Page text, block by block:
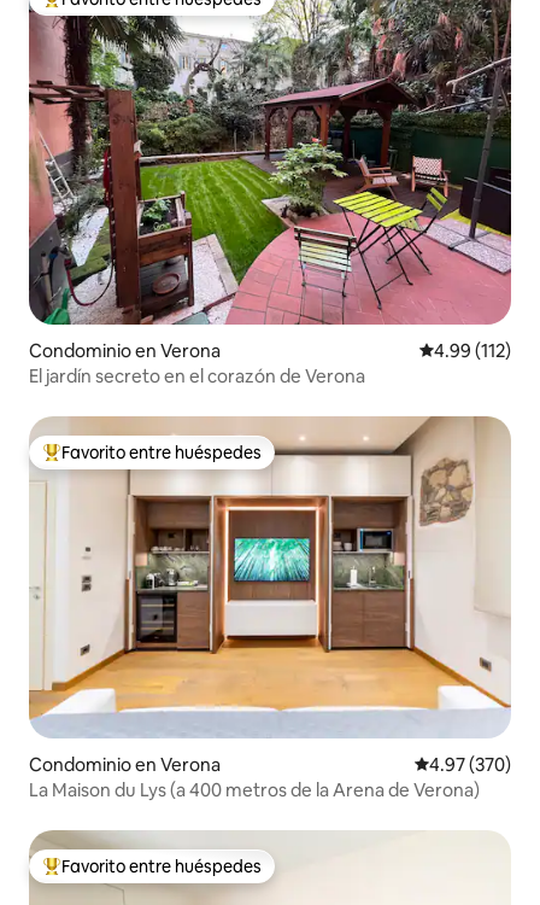
De los mejores en Favorito entre huéspedes
Condominio en Verona Calificación
4.99 (112)
El jardín secreto en el corazón de Verona
De los mejores en Favorito entre huéspedes
Favorito entre huéspedes
Condominio en Verona Calificación
4.97 (370)
La Maison du Lys (a 400 metros de la Arena de Verona)
De los mejores en Favorito entre huéspedes
Favorito entre huéspedes